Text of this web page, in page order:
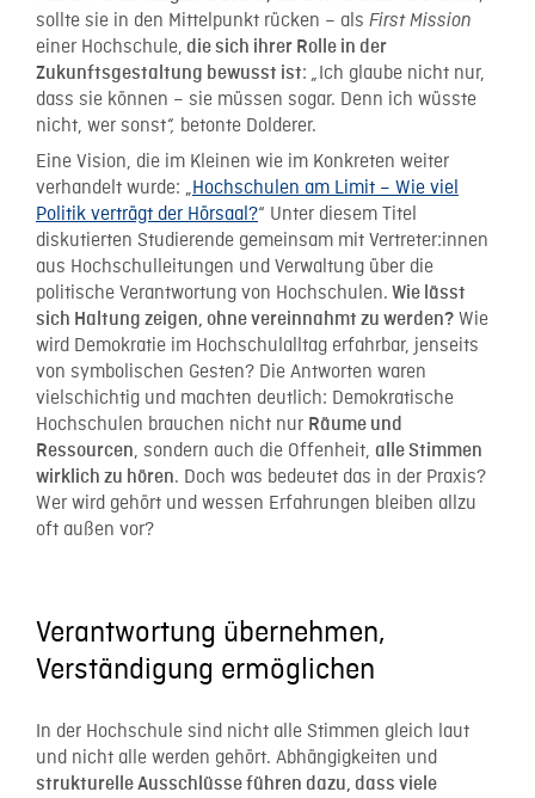
sollte sie in den Mittelpunkt rücken – als First Mission
einer Hochschule, die sich ihrer Rolle in der
Zukunftsgestaltung bewusst ist: „Ich glaube nicht nur,
dass sie können – sie müssen sogar. Denn ich wüsste
nicht, wer sonst“, betonte Dolderer.
Eine Vision, die im Kleinen wie im Konkreten weiter
verhandelt wurde: „Hochschulen am Limit – Wie viel
Politik verträgt der Hörsaal?“ Unter diesem Titel
diskutierten Studierende gemeinsam mit Vertreter:innen
aus Hochschulleitungen und Verwaltung über die
politische Verantwortung von Hochschulen. Wie lässt
sich Haltung zeigen, ohne vereinnahmt zu werden? Wie
wird Demokratie im Hochschulalltag erfahrbar, jenseits
von symbolischen Gesten? Die Antworten waren
vielschichtig und machten deutlich: Demokratische
Hochschulen brauchen nicht nur Räume und
Ressourcen, sondern auch die Offenheit, alle Stimmen
wirklich zu hören. Doch was bedeutet das in der Praxis?
Wer wird gehört und wessen Erfahrungen bleiben allzu
oft außen vor?
Verantwortung übernehmen,
Verständigung ermöglichen
In der Hochschule sind nicht alle Stimmen gleich laut
und nicht alle werden gehört. Abhängigkeiten und
strukturelle Ausschlüsse führen dazu, dass viele